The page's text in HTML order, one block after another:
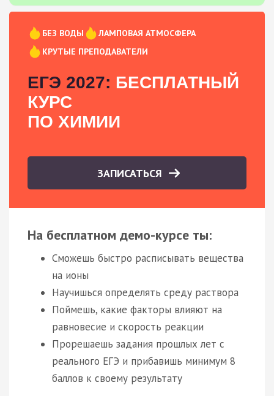
БЕЗ ВОДЫ
ЛАМПОВАЯ АТМОСФЕРА
КРУТЫЕ ПРЕПОДАВАТЕЛИ
ЕГЭ 2027: БЕСПЛАТНЫЙ
КУРС
ПО ХИМИИ
ЗАПИСАТЬСЯ
На бесплатном демо-курсе ты:
Сможешь быстро расписывать вещества
на ионы
Научишься определять среду раствора
Поймешь, какие факторы влияют на
равновесие и скорость реакции
Прорешаешь задания прошлых лет с
реального ЕГЭ и прибавишь минимум 8
баллов к своему результату